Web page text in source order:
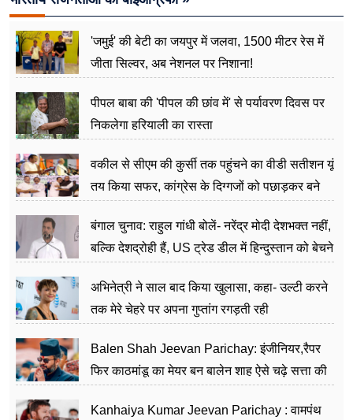
'जमुई' की बेटी का जयपुर में जलवा, 1500 मीटर रेस में
जीता सिल्वर, अब नेशनल पर निशाना!
पीपल बाबा की 'पीपल की छांव में' से पर्यावरण दिवस पर
निकलेगा हरियाली का रास्ता
वकील से सीएम की कुर्सी तक पहुंचने का वीडी सतीशन यूं
तय किया सफर, कांग्रेस के दिग्गजों को पछाड़कर बने
बंगाल चुनाव: राहुल गांधी बोलें- नरेंद्र मोदी देशभक्त नहीं,
बल्कि देशद्रोही हैं, US ट्रेड डील में हिन्दुस्तान को बेचने
अभिनेत्री ने साल बाद किया खुलासा, कहा- उल्टी करने
तक मेरे चेहरे पर अपना गुप्तांग रगड़ती रही
Balen Shah Jeevan Parichay: इंजीनियर,रैपर
फिर काठमांडू का मेयर बन बालेन शाह ऐसे चढ़े सत्ता की
Kanhaiya Kumar Jeevan Parichay : वामपंथ